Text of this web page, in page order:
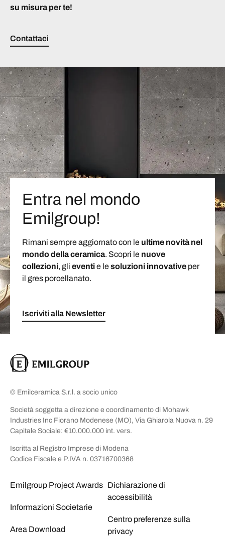
su misura per te!
Contattaci
Entra nel mondo
Emilgroup!
Rimani sempre aggiornato con le ultime novità nel
mondo della ceramica. Scopri le nuove
collezioni, gli eventie lesoluzioni innovative per
il gres porcellanato.
Iscriviti alla Newsletter
© Emilceramica S.r.l. a socio unico
Società soggetta a direzione e coordinamento di Mohawk
Industries Inc Fiorano Modenese (MO), Via Ghiarola Nuova n. 29
Capitale Sociale: €10.000.000 int. vers.
Iscritta al Registro Imprese di Modena
Codice Fiscale e P.IVA n. 03716700368
Emilgroup Project Awards
Informazioni Societarie
Area Download
Dichiarazione di
accessibilità
Centro preferenze sulla
privacy